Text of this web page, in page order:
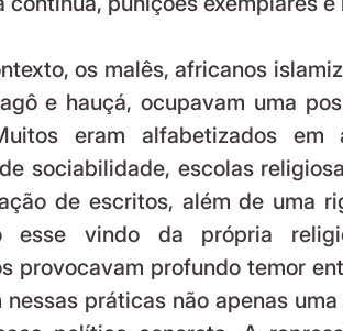
os malês, africanos
e hauçá, ocupavam uma
eram alfabetizados em
sociabilidade, escolas
de escritos, além de uma
esse vindo da própria
provocavam profundo temor
nessas práticas não apenas